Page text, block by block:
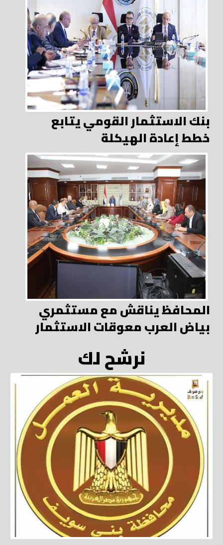
بنك الاستثمار القومي يتابع
خطط إعادة الهيكلة
المحافظ يناقش مع مستثمري
بياض العرب معوقات الاستثمار
نرشح لك